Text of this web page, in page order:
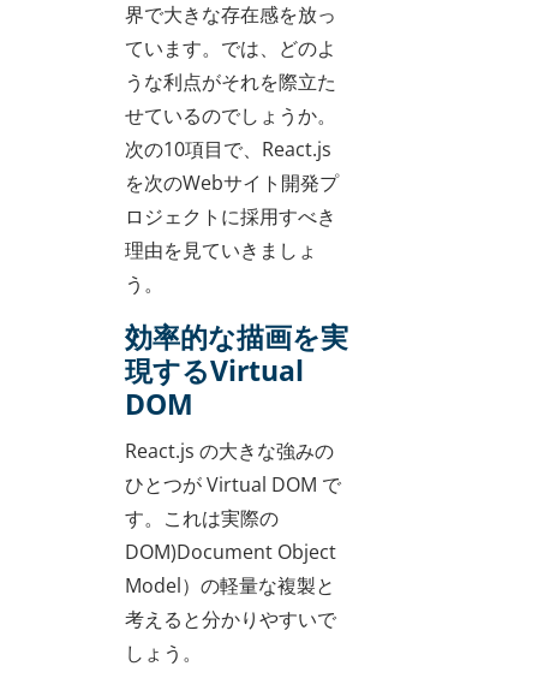
界で大きな存在感を放っ
ています。では、どのよ
うな利点がそれを際立た
せているのでしょうか。
次の10項目で、React.js
を次のWebサイト開発プ
ロジェクトに採用すべき
理由を見ていきましょ
う。
効率的な描画を実
現するVirtual
DOM
React.js の大きな強みの
ひとつが Virtual DOM で
す。これは実際の
DOM)Document Object
Model）の軽量な複製と
考えると分かりやすいで
しょう。